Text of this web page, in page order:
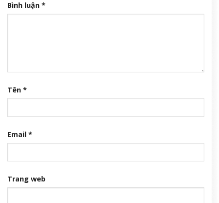
Bình luận *
Tên *
Email *
Trang web